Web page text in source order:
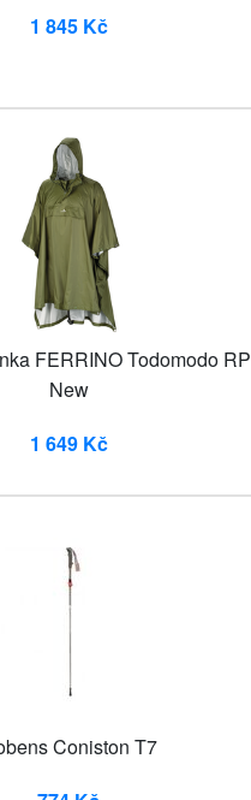
1 845 Kč
FERRINO Todomodo RP
New
1 649 Kč
Coniston T7